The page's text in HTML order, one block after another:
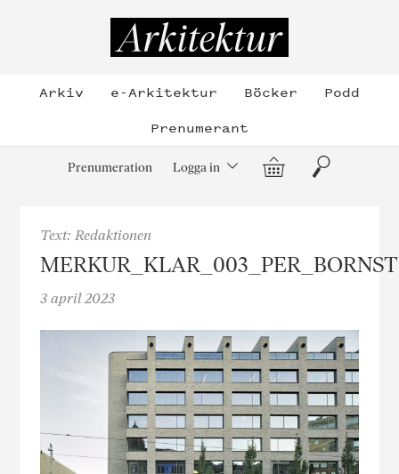
Arkiv e-Arkitektur Böcker
Podd
Prenumerant
Prenumeration Logga in Varukorg
Sök
Text: Redaktionen
3 april 2023